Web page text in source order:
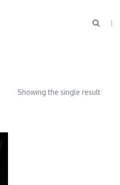
Showing the single result